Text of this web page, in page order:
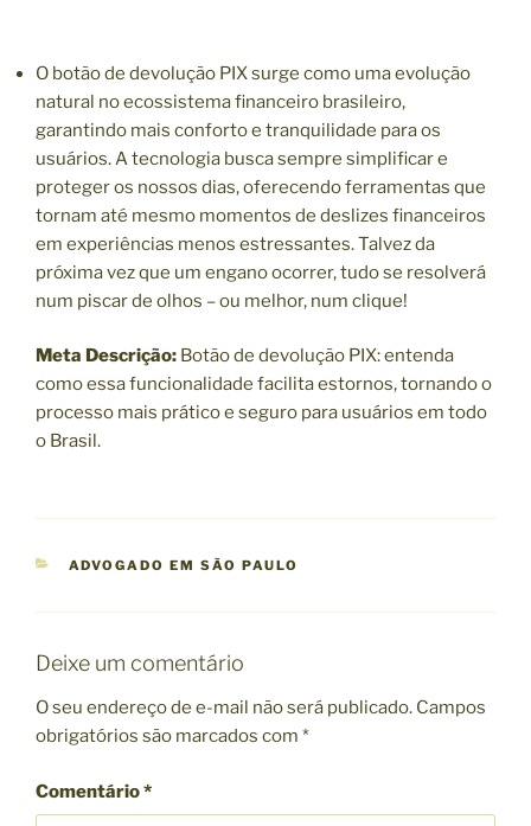
O botão de devolução PIX surge como uma evolução
natural no ecossistema financeiro brasileiro,
garantindo mais conforto e tranquilidade para os
usuários. A tecnologia busca sempre simplificar e
proteger os nossos dias, oferecendo ferramentas que
tornam até mesmo momentos de deslizes financeiros
em experiências menos estressantes. Talvez da
próxima vez que um engano ocorrer, tudo se resolverá
num piscar de olhos – ou melhor, num clique!
Meta Descrição: Botão de devolução PIX: entenda
como essa funcionalidade facilita estornos, tornando o
processo mais prático e seguro para usuários em todo
o Brasil.
C
O
I
A
ADVOGADO EM SÃO PAULO
Deixe um comentário
O seu endereço de e-mail não será publicado. Campos
obrigatórios são marcados com *
Comentário*